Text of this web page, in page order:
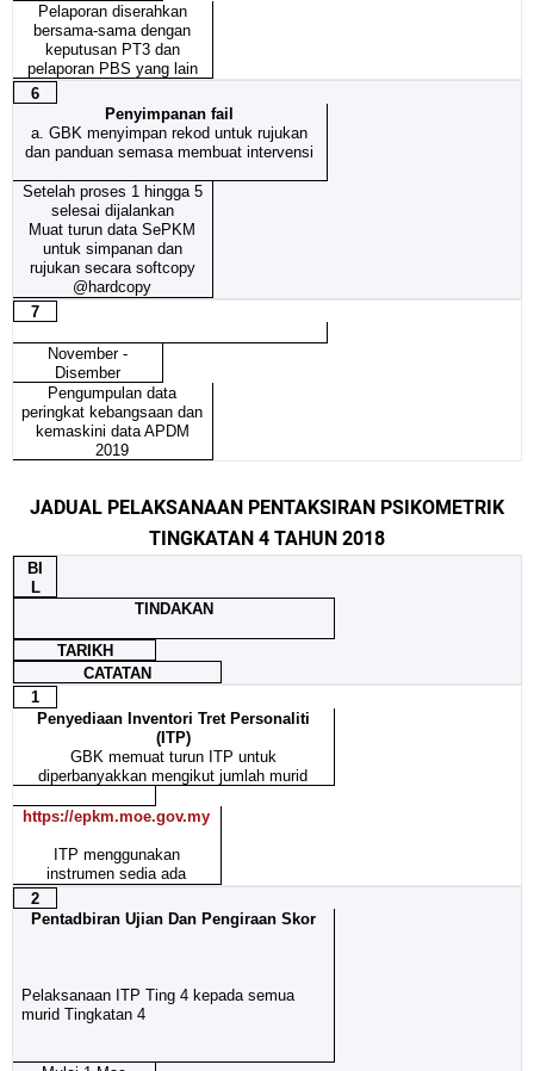
Pelaporan diserahkan
bersama-sama dengan
keputusan PT3 dan
pelaporan PBS yang lain
6
Penyimpanan fail
a. GBK menyimpan rekod untuk rujukan
dan panduan semasa membuat intervensi
Setelah proses 1 hingga 5
selesai dijalankan
Muat turun data SePKM
untuk simpanan dan
rujukan secara softcopy
@hardcopy
7
November -
Disember
Pengumpulan data
peringkat kebangsaan dan
kemaskini data APDM
2019
JADUAL PELAKSANAAN PENTAKSIRAN PSIKOMETRIK
TINGKATAN 4 TAHUN 2018
BI
L
TINDAKAN
TARIKH
CATATAN
1
Penyediaan Inventori Tret Personaliti
(ITP)
GBK memuat turun ITP untuk
diperbanyakkan mengikut jumlah murid
https://epkm.moe.gov.my
ITP menggunakan
instrumen sedia ada
2
Pentadbiran Ujian Dan Pengiraan Skor
Pelaksanaan ITP Ting 4 kepada semua
murid Tingkatan 4